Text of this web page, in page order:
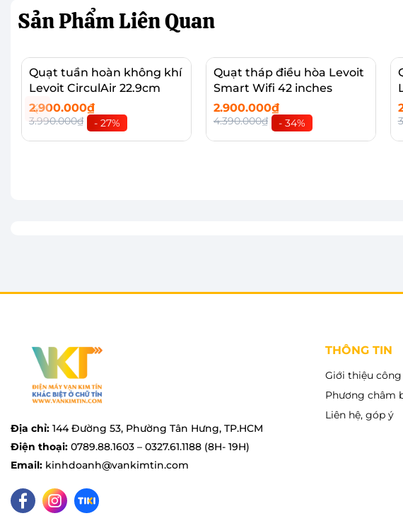
Sản PhẩmLiên Quan
Quạt tuần hoàn không khí
Levoit CirculAir 22.9cm
2.900.000₫
3.990.000₫ - 27%
Quạt tháp điều hòa Levoit
Smart Wifi 42 inches
2.900.000₫
4.390.000₫ - 34%
Địa chỉ: 144 Đường 53, Phường Tân Hưng, TP.HCM
Điện thoại: 0789.88.1603 – 0327.61.1188 (8H- 19H)
Email: kinhdoanh@vankimtin.com
THÔNG TIN
Giới thiệu
Phương châm
Liên hệ, góp ý